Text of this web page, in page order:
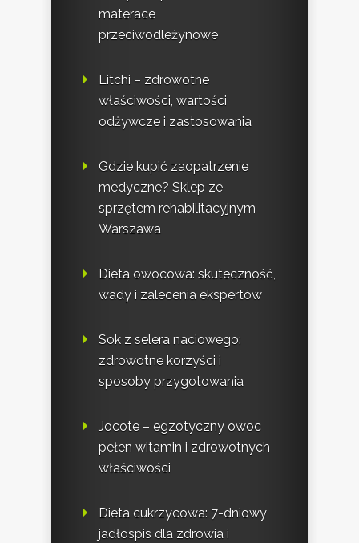
materace
przeciwodleżynowe
Litchi – zdrowotne
właściwości, wartości
odżywcze i zastosowania
Gdzie kupić zaopatrzenie
medyczne? Sklep ze
sprzętem rehabilitacyjnym
Warszawa
Dieta owocowa: skuteczność,
wady i zalecenia ekspertów
Sok z selera naciowego:
zdrowotne korzyści i
sposoby przygotowania
Jocote – egzotyczny owoc
pełen witamin i zdrowotnych
właściwości
Dieta cukrzycowa: 7-dniowy
jadłospis dla zdrowia i